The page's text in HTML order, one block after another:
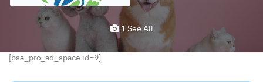
1 See All
[bsa_pro_ad_space id=9]